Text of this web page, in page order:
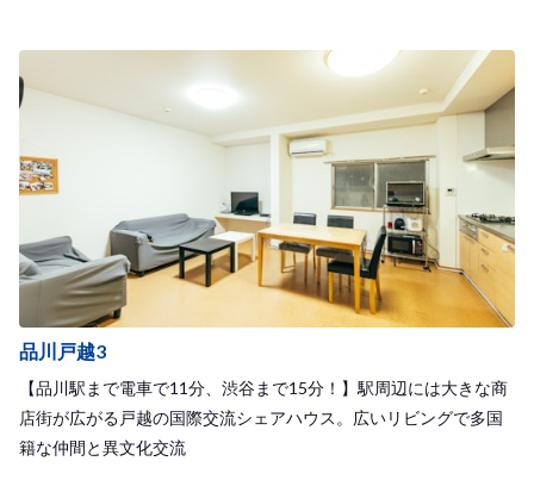
品川戸越3
【品川駅まで電車で11分、渋谷まで15分！】駅周辺には大きな商
店街が広がる戸越の国際交流シェアハウス。広いリビングで多国
籍な仲間と異文化交流